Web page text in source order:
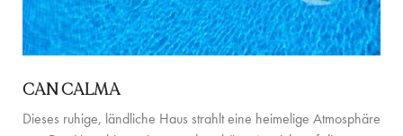
CAN CALMA
Dieses ruhige, ländliche Haus strahlt eine heimelige Atmosphäre